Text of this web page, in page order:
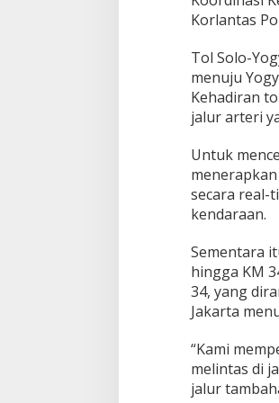
K
l
a
n
t
Korlantas
Tol Solo-
menuju
Kehadiran
jalur arteri
Untuk
secara real-
kendaraan.
Sementara
hingga KM
34, yang
Jakarta
“Kami
melintas di
jalur
Jalan Bergelombang dan Minim